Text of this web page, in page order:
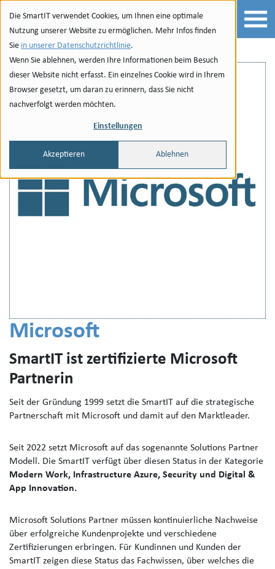
Die SmartIT verwendet Cookies, um Ihnen eine optimale
Nutzung unserer Website zu ermöglichen. Mehr Infos finden
Sie in unserer Datenschutzrichtlinie.
Wenn Sie ablehnen, werden Ihre Informationen beim Besuch
dieser Website nicht erfasst. Ein einzelnes Cookie wird in Ihrem
Browser gesetzt, um daran zu erinnern, dass Sie nicht
nachverfolgt werden möchten.
Einstellungen
Akzeptieren Ablehnen
Zur Navigation
zu den Quicklinks
Zur Suche
Zum Inhalt
Microsoft
SmartIT ist zertifizierte Microsoft
Partnerin
Seit der Gründung 1999 setzt die SmartIT auf die strategische
Partnerschaft mit Microsoft und damit auf den Marktleader.
Seit 2022 setzt Microsoft auf das sogenannte Solutions Partner
Modell. Die SmartIT verfügt über diesen Status in der Kategorie
Modern Work, Infrastructure Azure, Security und Digital &
App Innovation.
Microsoft Solutions Partner müssen kontinuierliche Nachweise
über erfolgreiche Kundenprojekte und verschiedene
Zertifizierungen erbringen. Für Kundinnen und Kunden der
SmartIT zeigen diese Status das Fachwissen, über welches die